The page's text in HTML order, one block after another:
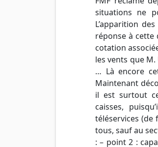
situations ne
L’apparition
réponse à cette
cotation
les vents que
… Là encore
Maintenant
il est surtout
caisses,
téléservices (de
tous, sauf au
: – point 2 :